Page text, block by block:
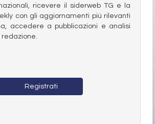
ricevere il siderweb TG e la
con gli aggiornamenti più rilevanti
accedere a pubblicazioni e analisi
Registrati